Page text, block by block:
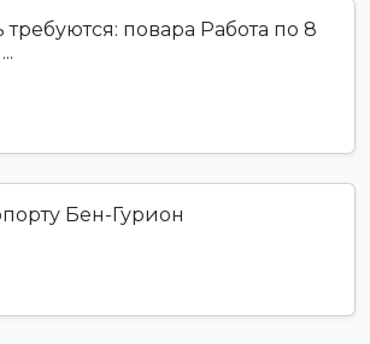
требуются: повара Работа по 8
Бен-Гурион